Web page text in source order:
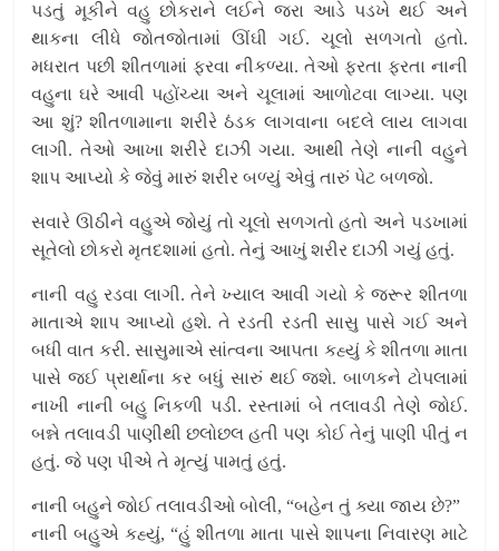
પડતું મૂકીને વહુ છોકરાને લઈને જરા આડે પડખે થઈ અને
થાકના લીધે જોતજોતામાં ઊંઘી ગઈ. ચૂલો સળગતો હતો.
મધરાત પછી શીતળામાં ફરવા નીકળ્યા. તેઓ ફરતા ફરતા નાની
વહુના ઘરે આવી પહોંચ્યા અને ચૂલામાં આળોટવા લાગ્યા. પણ
આ શું? શીતળામાના શરીરે ઠંડક લાગવાના બદલે લાય લાગવા
લાગી. તેઓ આખા શરીરે દાઝી ગયા. આથી તેણે નાની વહુને
શાપ આપ્યો કે જેવું મારું શરીર બળ્યું એવું તારું પેટ બળજો.
સવારે ઊઠીને વહુએ જોયું તો ચૂલો સળગતો હતો અને પડખામાં
સૂતેલો છોકરો મૃતદશામાં હતો. તેનું આખું શરીર દાઝી ગયું હતું.
નાની વહુ રડવા લાગી. તેને ખ્યાલ આવી ગયો કે જરૂર શીતળા
માતાએ શાપ આપ્યો હશે. તે રડતી રડતી સાસુ પાસે ગઈ અને
બધી વાત કરી. સાસુમાએ સાંત્વના આપતા કહ્યું કે શીતળા માતા
પાસે જઈ પ્રાર્થાના કર બધું સારું થઈ જશે. બાળકને ટોપલામાં
નાખી નાની બહુ નિકળી પડી. રસ્તામાં બે તલાવડી તેણે જોઈ.
બન્ને તલાવડી પાણીથી છલોછલ હતી પણ કોઈ તેનું પાણી પીતું ન
હતું. જે પણ પીએ તે મૃત્યું પામતું હતું.
નાની બહુને જોઈ તલાવડીઓ બોલી, “બહેન તું ક્યા જાય છે?”
નાની બહુએ કહ્યું, “હું શીતળા માતા પાસે શાપના નિવારણ માટે